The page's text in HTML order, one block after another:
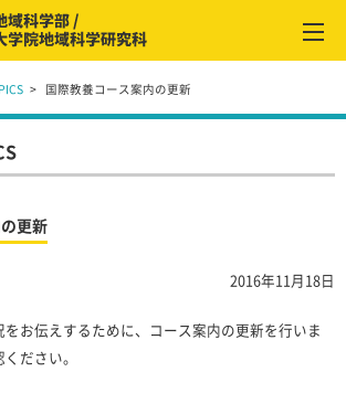
国際教養コース案内の更新
更新
2016年11月18日
お伝えするために、コース案内の更新を行いま
ださい。